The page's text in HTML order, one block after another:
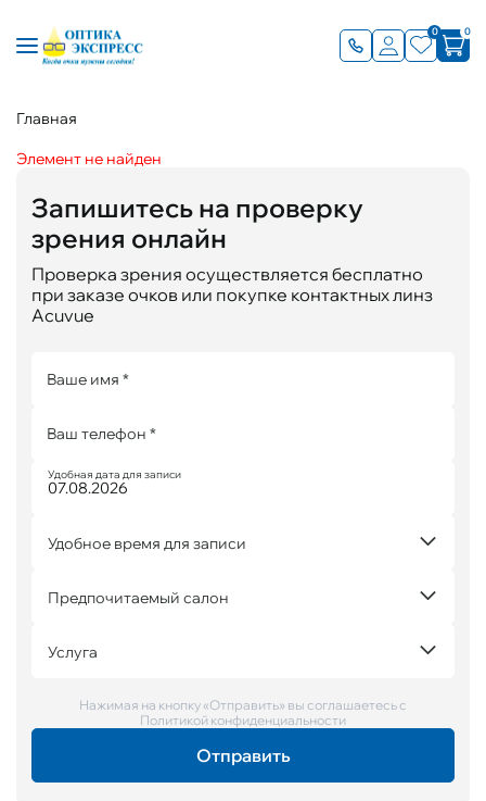
0 0
Главная
Элемент не найден
Запишитесь на проверку
зрения онлайн
Проверка зрения осуществляется бесплатно
при заказе очков или покупке контактных линз
Acuvue
Ваше имя *
Ваш телефон *
Удобная дата для записи
Удобное время для записи
Предпочитаемый салон
Услуга
Нажимая на кнопку «Отправить» вы соглашаетесь с
Политикой конфиденциальности